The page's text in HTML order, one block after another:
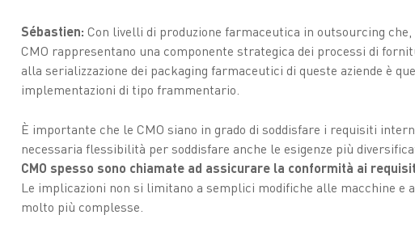
Sébastien: Con livelli di produzione farmaceutica in outsourcing
CMO rappresentano una componente strategica dei processi di
alla serializzazione dei packaging farmaceutici di queste aziende è
implementazioni di tipo frammentario.
È importante che le CMO siano in grado di soddisfare i requisiti
necessaria flessibilità per soddisfare anche le esigenze più
CMO spesso sono chiamate ad assicurare la conformità ai
Le implicazioni non si limitano a semplici modifiche alle macchine
molto più complesse.